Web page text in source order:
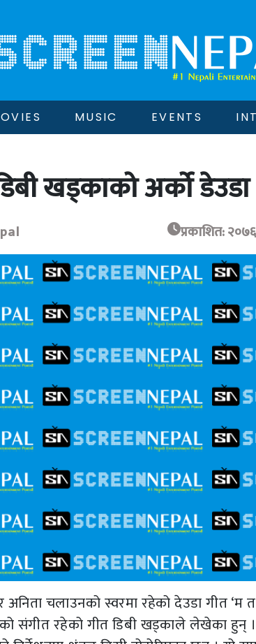
MUSIC EVENTS
खड्काको अर्को
प्रकाशित:
अनिता चलाउनको स्वरमा रहेको देउडा गीत ‘म
संगीत रहेको गीत डिबी खड्काले लेखेका हुन् ।